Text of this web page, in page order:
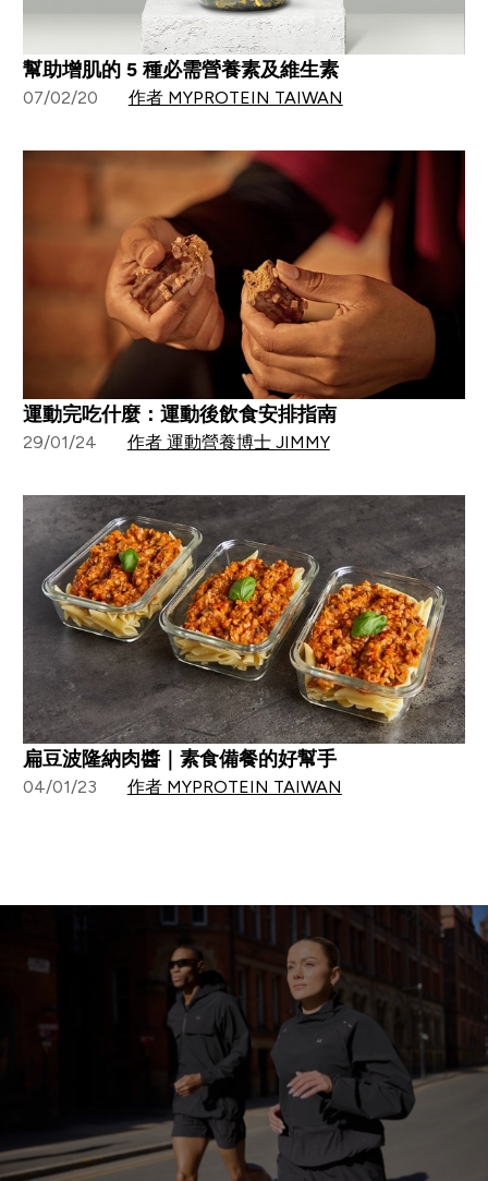
幫助增肌的 5 種必需營養素及維生素
07/02/20 作者 MYPROTEIN TAIWAN
運動完吃什麼：運動後飲食安排指南
29/01/24 作者 運動營養博士 JIMMY
扁豆波隆納肉醬｜素食備餐的好幫手
04/01/23 作者 MYPROTEIN TAIWAN